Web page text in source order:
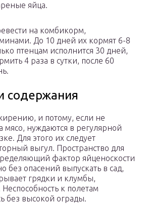
яйца.
на комбикорм,
До 10 дней их кормят 6-8
птенцам исполнится 30 дней,
4 раза в сутки, после 60
содержания
и потому, если не
мясо, нуждаются в регулярной
Для этого их следует
выгул. Пространство для
фактор яйценоскости
без опасений выпускать в сад,
грядки и клумбы,
к полетам
без высокой ограды.